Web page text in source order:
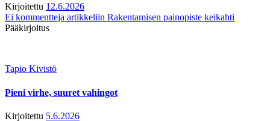
Kirjoitettu 12.6.2026
Ei kommentteja artikkeliin Rakentamisen painopiste keikahti
Pääkirjoitus
Tapio Kivistö
Pieni virhe, suuret vahingot
Kirjoitettu 5.6.2026